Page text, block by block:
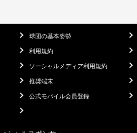
球団の基本姿勢
利用規約
ソーシャルメディア利用規約
推奨端末
公式モバイル会員登録